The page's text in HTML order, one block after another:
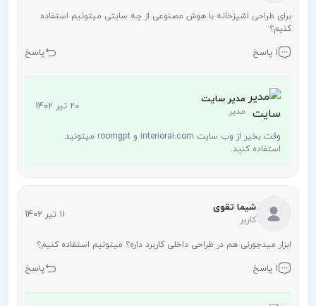
برای طراحی اشپزخانه با هوش مصنوعی از چه سایتی میتونیم استفاده
کنیم؟
1 پاسخ پاسخ
مدیر سایت
مدیر 20 تیر 1402
وقت بخیر از وب سایت interiorai.com و roomgpt میتونید
استفاده کنید.
شیما تقوی
کاربر 11 تیر 1402
ابزار میدجورنی هم در طراحی داخلی کاربرد داره؟ میتونیم استفاده کنیم؟
1 پاسخ پاسخ